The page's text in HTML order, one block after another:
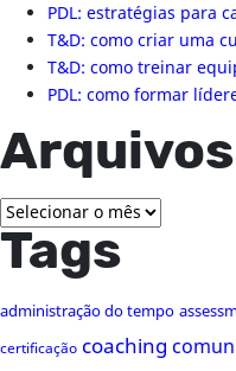
PDL: estratégias para
T&D: como criar uma
T&D: como treinar
PDL: como formar
Arquivos
Arquivos
Tags
administração do tempo
certificação coaching